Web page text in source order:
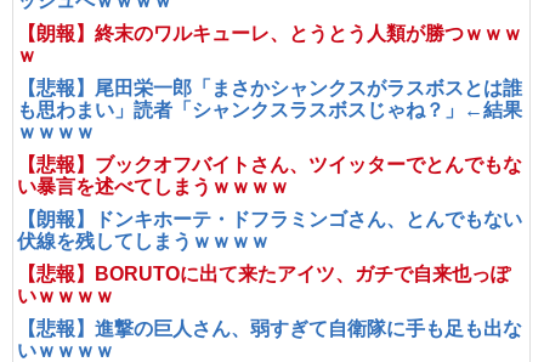
【朗報】終末のワルキューレ、とうとう人類が勝つｗｗｗ
ｗ
【悲報】尾田栄一郎「まさかシャンクスがラスボスとは誰
も思わまい」読者「シャンクスラスボスじゃね？」←結果
ｗｗｗｗ
【悲報】ブックオフバイトさん、ツイッターでとんでもな
い暴言を述べてしまうｗｗｗｗ
【朗報】ドンキホーテ・ドフラミンゴさん、とんでもない
伏線を残してしまうｗｗｗｗ
【悲報】BORUTOに出て来たアイツ、ガチで自来也っぽ
いｗｗｗｗ
【悲報】進撃の巨人さん、弱すぎて自衛隊に手も足も出な
いｗｗｗｗ